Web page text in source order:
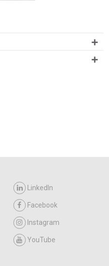
LinkedIn
Facebook
Instagram
YouTube